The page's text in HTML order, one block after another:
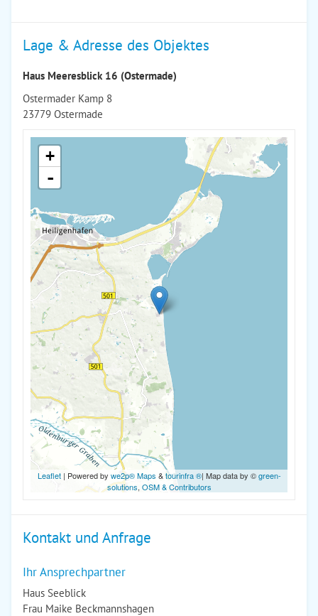
Lage & Adresse des Objektes
Haus Meeresblick 16 (Ostermade)
Ostermader Kamp 8
23779 Ostermade
+
-
Leaflet| Powered by we2p® Maps &tourinfra ®| Map data by ©green-
solutions, OSM & Contributors
Kontakt und Anfrage
Ihr Ansprechpartner
Haus Seeblick
Frau Maike Beckmannshagen